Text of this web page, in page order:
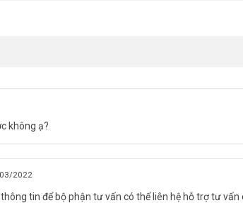
xin vui lòng liên hệ Hotline 1900.9259 để được
không ạ?
2022
tin để bộ phận tư vấn có thể liên hệ hỗ trợ tư vấn